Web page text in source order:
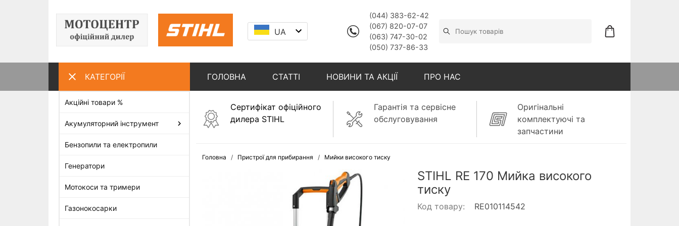
UA
(044) 383-62-42
(067) 820-07-07
(063) 747-30-02
(050) 737-86-33
КАТЕГОРІЇ
Акційні товари %
Акумуляторний інструмент
Бензопили та електропили
Генератори
Мотокоси та тримери
Газонокосарки
ГОЛОВНА СТАТТІ НОВИНИ ТА АКЦІЇ ПРО НАС
Сертифікат офіційного
дилера STIHL
Гарантія та сервісне
обслуговування
Оригінальні
комплектуючі та
запчастини
Головна Пристрої для прибирання Мийки високого тиску
STIHL RE 170 Мийка високого
тиску
Код товару: RE010114542